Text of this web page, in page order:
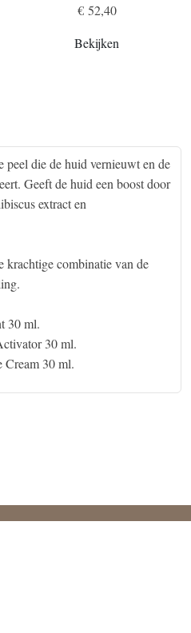
€ 52,40
Bekijken
peel die de huid vernieuwt en de
Geeft de huid een boost door
extract en
krachtige combinatie van de
30 ml.
30 ml.
Cream 30 ml.